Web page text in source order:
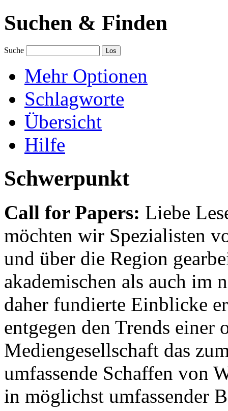
Suchen & Finden
Suche
Mehr Optionen
Schlagworte
Übersicht
Hilfe
Schwerpunkt
Call for Papers: Liebe
möchten wir Spezialisten
und über die Region
akademischen als auch im
daher fundierte Einblicke
entgegen den Trends einer
Mediengesellschaft das
umfassende Schaffen von
in möglichst umfassender